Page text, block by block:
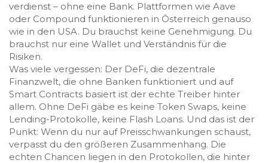
verdienst – ohne eine Bank. Plattformen wie Aave
oder Compound funktionieren in Österreich genauso
wie in den USA. Du brauchst keine Genehmigung. Du
brauchst nur eine Wallet und Verständnis für die
Risiken.
Was viele vergessen: Der DeFi, die dezentrale
Finanzwelt, die ohne Banken funktioniert und auf
Smart Contracts basiert ist der echte Treiber hinter
allem. Ohne DeFi gäbe es keine Token Swaps, keine
Lending-Protokolle, keine Flash Loans. Und das ist der
Punkt: Wenn du nur auf Preisschwankungen schaust,
verpasst du den größeren Zusammenhang. Die
echten Chancen liegen in den Protokollen, die hinter